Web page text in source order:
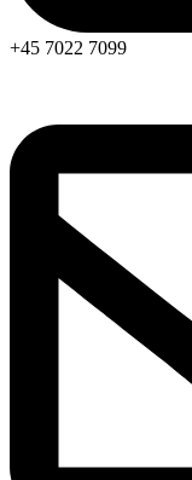
+45 7022 7099